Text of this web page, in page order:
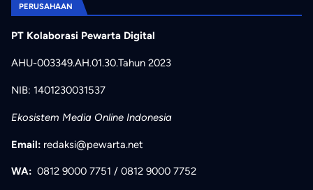
PERUSAHAAN
PT Kolaborasi Pewarta Digital
AHU-003349.AH.01.30.Tahun 2023
NIB: 1401230031537
Ekosistem Media Online Indonesia
Email: redaksi@pewarta.net
WA: 0812 9000 7751 / 0812 9000 7752